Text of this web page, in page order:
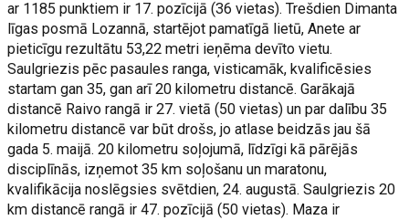
ar 1185 punktiem ir 17. pozīcijā (36 vietas). Trešdien Dimanta
līgas posmā Lozannā, startējot pamatīgā lietū, Anete ar
pieticīgu rezultātu 53,22 metri ieņēma devīto vietu.
Saulgriezis pēc pasaules ranga, visticamāk, kvalificēsies
startam gan 35, gan arī 20 kilometru distancē. Garākajā
distancē Raivo rangā ir 27. vietā (50 vietas) un par dalību 35
kilometru distancē var būt drošs, jo atlase beidzās jau šā
gada 5. maijā. 20 kilometru soļojumā, līdzīgi kā pārējās
disciplīnās, izņemot 35 km soļošanu un maratonu,
kvalifikācija noslēgsies svētdien, 24. augustā. Saulgriezis 20
km distancē rangā ir 47. pozīcijā (50 vietas). Maza ir